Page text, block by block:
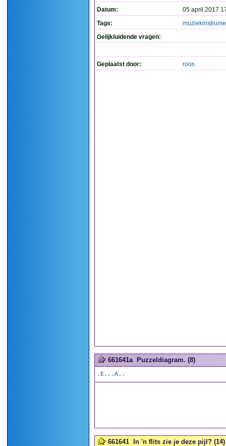
Datum:
05 april 2017
Tags:
Gelijkluidende vragen:
Geplaatst door: roos
661641a Puzzeldiagram. (8)
.E...A..
661641 In 'n flits zie je deze pijl? (14)